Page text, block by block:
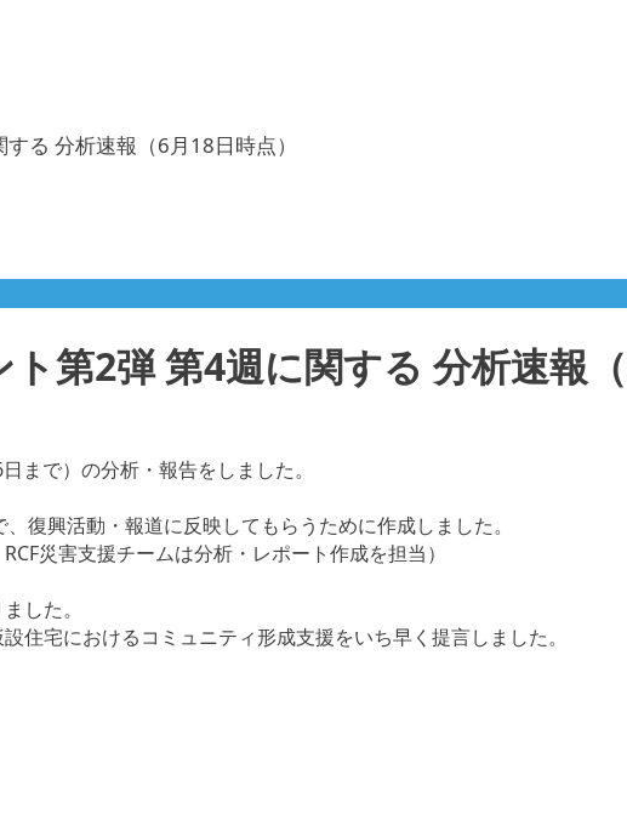
る 分析速報（6月18日時点）
第2弾 第4週に関する 分析速報（
まで）の分析・報告をしました。
復興活動・報道に反映してもらうために作成しました。
災害支援チームは分析・レポート作成を担当）
した。
住宅におけるコミュニティ形成支援をいち早く提言しました。